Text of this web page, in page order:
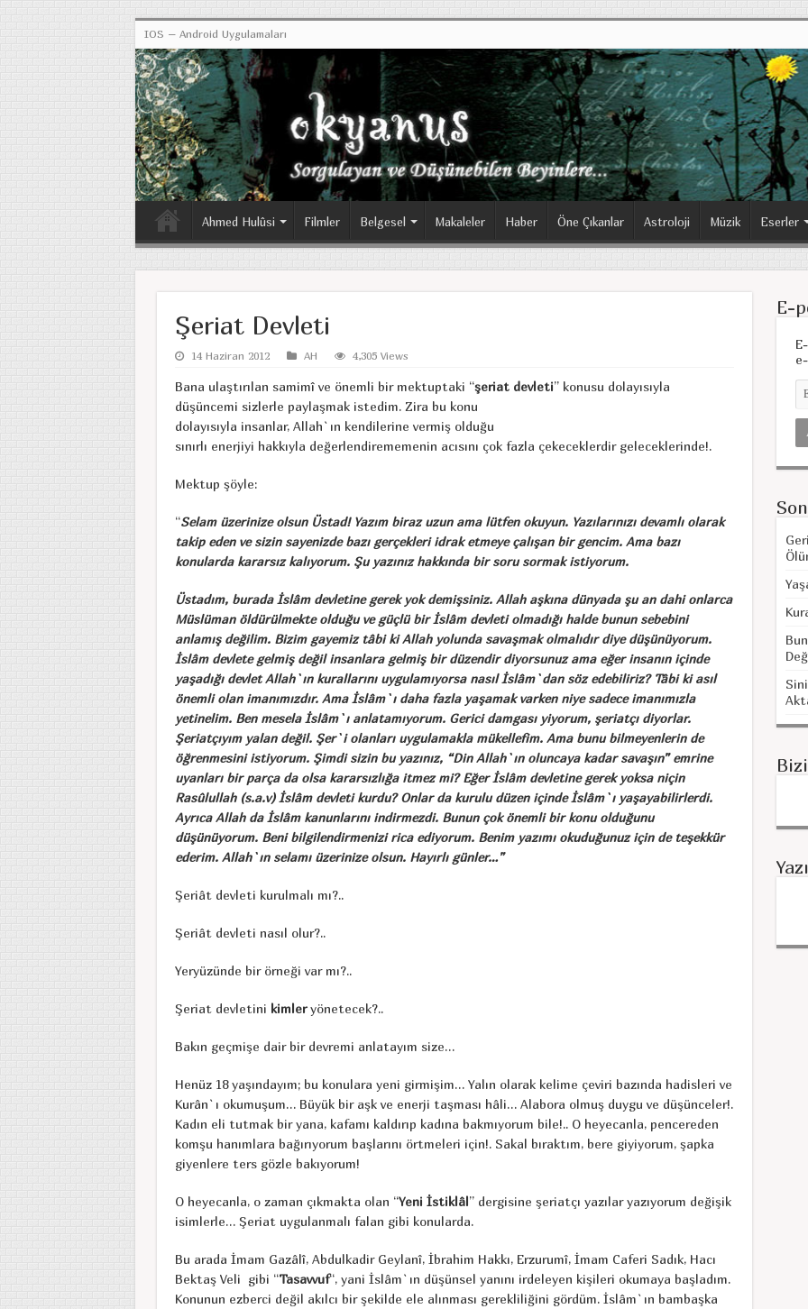
IOS – Android Uygulamaları
Ahmed Hulûsi Filmler Belgesel Makaleler Haber Öne Çıkanlar Astroloji Müzik Eserler
Şeriat Devleti
14 Haziran 2012 AH 4,305 Views
Bana ulaştırılan samimî ve önemli bir mektuptaki “şeriat devleti” konusu dolayısıyla
düşüncemi sizlerle paylaşmak istedim. Zira bu konu
dolayısıyla insanlar, Allah`ın kendilerine vermiş olduğu
sınırlı enerjiyi hakkıyla değerlendirememenin acısını çok fazla çekeceklerdir geleceklerinde!.
Mektup şöyle:
“Selam üzerinize olsun Üstad! Yazım biraz uzun ama lütfen okuyun. Yazılarınızı devamlı olarak
takip eden ve sizin sayenizde bazı gerçekleri idrak etmeye çalışan bir gencim. Ama bazı
konularda kararsız kalıyorum. Şu yazınız hakkında bir soru sormak istiyorum.
Üstadım, burada İslâm devletine gerek yok demişsiniz. Allah aşkına dünyada şu an dahi onlarca
Müslüman öldürülmekte olduğu ve güçlü bir İslâm devleti olmadığı halde bunun sebebini
anlamış değilim. Bizim gayemiz tâbi ki Allah yolunda savaşmak olmalıdır diye düşünüyorum.
İslâm devlete gelmiş değil insanlara gelmiş bir düzendir diyorsunuz ama eğer insanın içinde
yaşadığı devlet Allah`ın kurallarını uygulamıyorsa nasıl İslâm`dan söz edebiliriz? Tâbi ki asıl
önemli olan imanımızdır. Ama İslâm`ı daha fazla yaşamak varken niye sadece imanımızla
yetinelim. Ben mesela İslâm`ı anlatamıyorum. Gerici damgası yiyorum, şeriatçı diyorlar.
Şeriatçıyım yalan değil. Şer`i olanları uygulamakla mükellefim. Ama bunu bilmeyenlerin de
öğrenmesini istiyorum. Şimdi sizin bu yazınız, “Din Allah`ın oluncaya kadar savaşın” emrine
uyanları bir parça da olsa kararsızlığa itmez mi? Eğer İslâm devletine gerek yoksa niçin
Rasûlullah (s.a.v) İslâm devleti kurdu? Onlar da kurulu düzen içinde İslâm`ı yaşayabilirlerdi.
Ayrıca Allah da İslâm kanunlarını indirmezdi. Bunun çok önemli bir konu olduğunu
düşünüyorum. Beni bilgilendirmenizi rica ediyorum. Benim yazımı okuduğunuz için de teşekkür
ederim. Allah`ın selamı üzerinize olsun. Hayırlı günler…”
Şeriât devleti kurulmalı mı?..
Şeriât devleti nasıl olur?..
Yeryüzünde bir örneği var mı?..
Şeriat devletini kimleryönetecek?..
Bakın geçmişe dair bir devremi anlatayım size…
Henüz 18 yaşındayım; bu konulara yeni girmişim… Yalın olarak kelime çeviri bazında hadisleri ve
Kurân`ı okumuşum… Büyük bir aşk ve enerji taşması hâli… Alabora olmuş duygu ve düşünceler!.
Kadın eli tutmak bir yana, kafamı kaldırıp kadına bakmıyorum bile!.. O heyecanla, pencereden
komşu hanımlara bağırıyorum başlarını örtmeleri için!. Sakal bıraktım, bere giyiyorum, şapka
giyenlere ters gözle bakıyorum!
O heyecanla, o zaman çıkmakta olan “Yeni İstiklâl” dergisine şeriatçı yazılar yazıyorum değişik
isimlerle… Şeriat uygulanmalı falan gibi konularda.
Bu arada İmam Gazâlî, Abdulkadir Geylanî, İbrahim Hakkı, Erzurumî, İmam Caferi Sadık, Hacı
Bektaş Veli gibi “Tasavvuf“, yani İslâm`ın düşünsel yanını irdeleyen kişileri okumaya başladım.
Konunun ezberci değil akılcı bir şekilde ele alınması gerekliliğini gördüm. İslâm`ın bambaşka
E-
Yazı